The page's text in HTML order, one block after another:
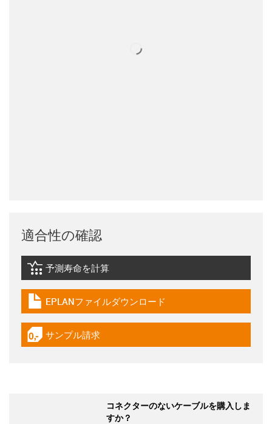
適合性の確認
igus-icon-lebensdauerrechner
予測寿命を計算
igus-icon-download-plan
EPLANファイルダウンロード
igus-icon-gratismuster
サンプル請求
コネクターのないケーブルを購入しま
すか？